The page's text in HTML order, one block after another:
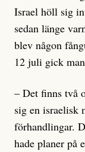
Israel höll sig
sedan länge
blev någon
12 juli gick
– Det finns två
sig en israelisk
förhandlingar.
hade planer på